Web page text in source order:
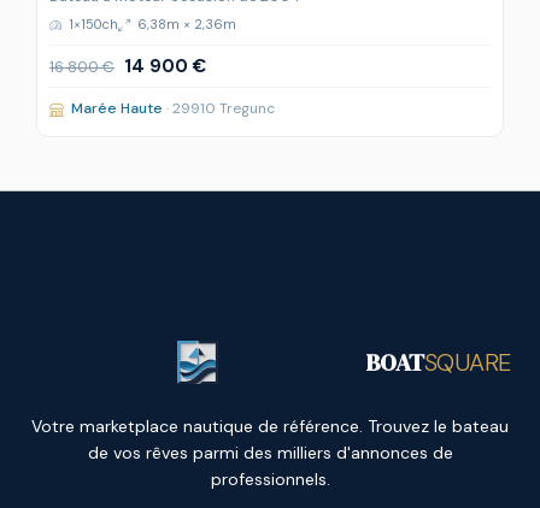
1×150ch 6,38m × 2,36m
16 800 € 14 900 €
Marée Haute · 29910 Tregunc
BOATSQUARE
Votre marketplace nautique de référence. Trouvez le bateau
de vos rêves parmi des milliers d'annonces de
professionnels.